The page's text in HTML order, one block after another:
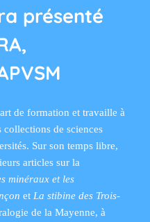
présenté
de formation et travaille à
de sciences
Sur son temps libre,
articles sur la
minéraux et les
et La stibine des Trois-
de la Mayenne, à